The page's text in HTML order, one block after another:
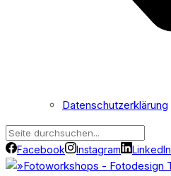
Datenschutzerklärung
Facebook Instagram LinkedIn